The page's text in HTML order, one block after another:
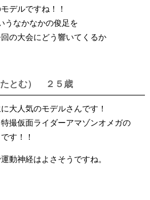
デルですね！！
うなかなかの俊足を
の大会にどう響いてくるか
たとむ） ２５歳
大人気のモデルさんです！
撮仮面ライダーアマゾンオメガの
す！！
動神経はよさそうですね。